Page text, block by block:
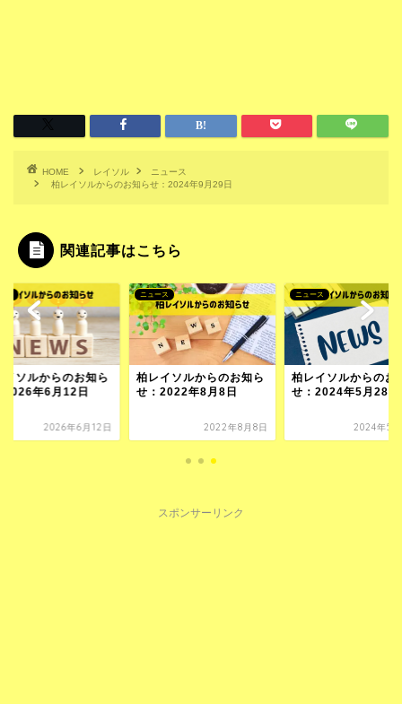
HOME レイソル
ニュース
柏レイソルからのお知らせ：2024年9月29日
関連記事はこちら
イソルからのお知ら
2026年6月12日
2026年6月12日
ニュース
柏レイソルからのお知ら
せ：2022年8月8日
2022年8月8日
ニュース
柏レイソルからのお
せ：2024年5月28日
2024年5
スポンサーリンク